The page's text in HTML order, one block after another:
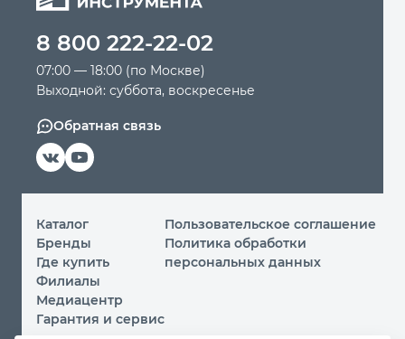
8 800 222-22-02
07:00 — 18:00 (по Москве)
Выходной: суббота, воскресенье
Обратная связь
Каталог
Бренды
Где купить
Филиалы
Медиацентр
Гарантия и сервис
Пользовательское соглашение
Политика обработки
персональных данных